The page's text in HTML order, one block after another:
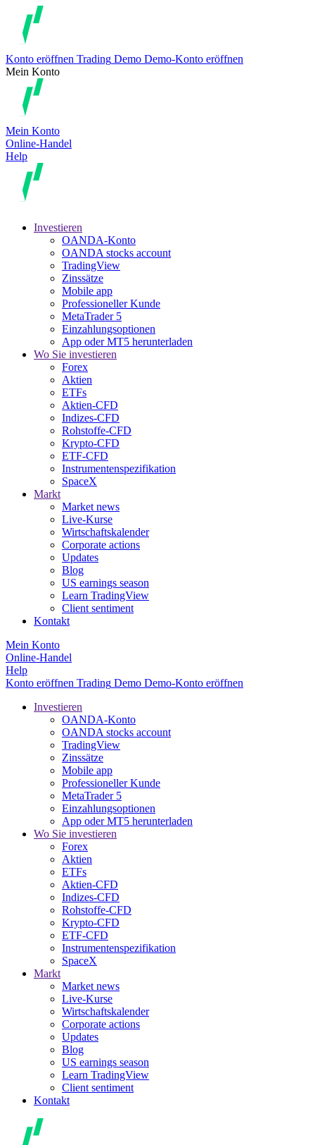
Konto eröffnen Trading Demo Demo-Konto eröffnen
Mein Konto
Mein Konto
Online-Handel
Help
Investieren
OANDA-Konto
OANDA stocks account
TradingView
Zinssätze
Mobile app
Professioneller Kunde
MetaTrader 5
Einzahlungsoptionen
App oder MT5 herunterladen
Wo Sie investieren
Forex
Aktien
ETFs
Aktien-CFD
Indizes-CFD
Rohstoffe-CFD
Krypto-CFD
ETF-CFD
Instrumentenspezifikation
SpaceX
Markt
Market news
Live-Kurse
Wirtschaftskalender
Corporate actions
Updates
Blog
US earnings season
Learn TradingView
Client sentiment
Kontakt
Mein Konto
Online-Handel
Help
Konto eröffnen Trading Demo Demo-Konto eröffnen
Investieren
OANDA-Konto
OANDA stocks account
TradingView
Zinssätze
Mobile app
Professioneller Kunde
MetaTrader 5
Einzahlungsoptionen
App oder MT5 herunterladen
Wo Sie investieren
Forex
Aktien
ETFs
Aktien-CFD
Indizes-CFD
Rohstoffe-CFD
Krypto-CFD
ETF-CFD
Instrumentenspezifikation
SpaceX
Markt
Market news
Live-Kurse
Wirtschaftskalender
Corporate actions
Updates
Blog
US earnings season
Learn TradingView
Client sentiment
Kontakt